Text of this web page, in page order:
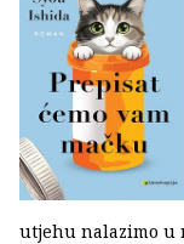
utjehu nalazimo u